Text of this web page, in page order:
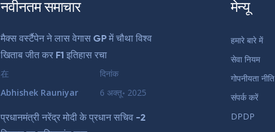
नवीनतम समाचार
मैक्स वर्स्टैपेन ने लास वेगास GP में चौथा विश्व
खिताब जीत कर F1 इतिहास रचा
在
Abhishek Rauniyar
दिनांक
6 अक्तू॰ 2025
प्रधानमंत्री नरेंद्र मोदी के प्रधान सचिव -2
मेन्यू
हमारे बारे में
सेवा नियम
गोपनीयता नीति
संपर्क करें
DPDP